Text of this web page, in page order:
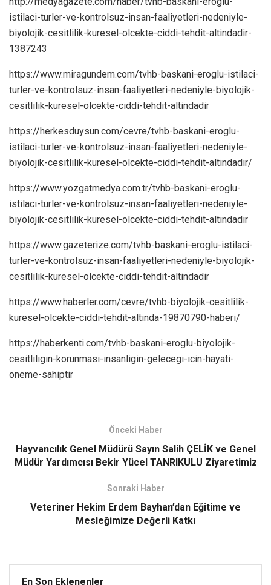
istilaci-turler-ve-kontrolsuz-insan-faaliyetleri-nedeniyle-
biyolojik-cesitlilik-kuresel-olcekte-ciddi-tehdit-altindadir-
1387243
https://www.miragundem.com/tvhb-baskani-eroglu-istilaci-
turler-ve-kontrolsuz-insan-faaliyetleri-nedeniyle-biyolojik-
cesitlilik-kuresel-olcekte-ciddi-tehdit-altindadir
https://herkesduysun.com/cevre/tvhb-baskani-eroglu-
istilaci-turler-ve-kontrolsuz-insan-faaliyetleri-nedeniyle-
biyolojik-cesitlilik-kuresel-olcekte-ciddi-tehdit-altindadir/
https://www.yozgatmedya.com.tr/tvhb-baskani-eroglu-
istilaci-turler-ve-kontrolsuz-insan-faaliyetleri-nedeniyle-
biyolojik-cesitlilik-kuresel-olcekte-ciddi-tehdit-altindadir
https://www.gazeterize.com/tvhb-baskani-eroglu-istilaci-
turler-ve-kontrolsuz-insan-faaliyetleri-nedeniyle-biyolojik-
cesitlilik-kuresel-olcekte-ciddi-tehdit-altindadir
https://www.haberler.com/cevre/tvhb-biyolojik-cesitlilik-
kuresel-olcekte-ciddi-tehdit-altinda-19870790-haberi/
https://haberkenti.com/tvhb-baskani-eroglu-biyolojik-
cesitliligin-korunmasi-insanligin-gelecegi-icin-hayati-
oneme-sahiptir
Önceki Haber
Hayvancılık Genel Müdürü Sayın Salih ÇELİK ve Genel
Müdür Yardımcısı Bekir Yücel TANRIKULU Ziyaretimiz
Sonraki Haber
Veteriner Hekim Erdem Bayhan’dan Eğitime ve
Mesleğimize Değerli Katkı
En Son Eklenenler